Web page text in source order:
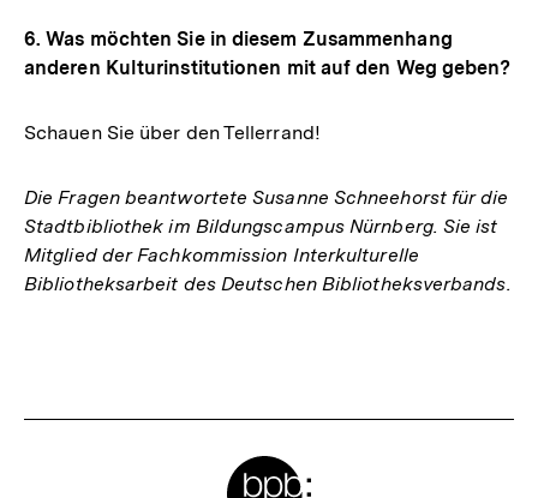
6. Was möchten Sie in diesem Zusammenhang
anderen Kulturinstitutionen mit auf den Weg geben?
Schauen Sie über den Tellerrand!
Die Fragen beantwortete Susanne Schneehorst für die
Stadtbibliothek im Bildungscampus Nürnberg. Sie ist
Mitglied der Fachkommission Interkulturelle
Bibliotheksarbeit des Deutschen Bibliotheksverbands.